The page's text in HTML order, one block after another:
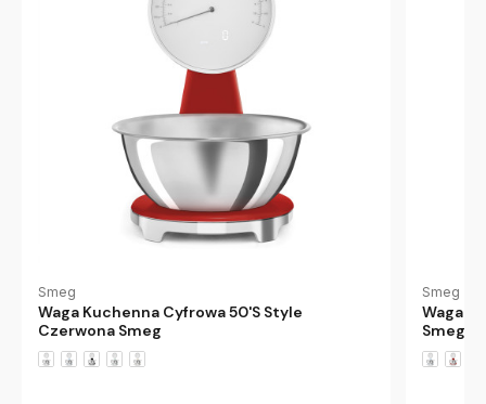
Smeg
Waga Kuchenna Cyfrowa 50'S Style
Czerwona Smeg
Smeg
Waga
Smeg